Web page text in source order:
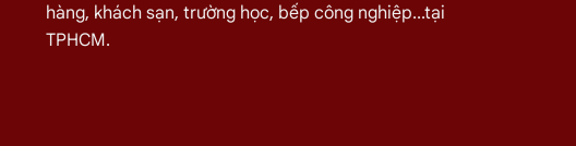
Bình gas dầu khí 12kg màu đỏ
hàng, khách sạn, trường học, bếp công nghiệp...tại
TPHCM.